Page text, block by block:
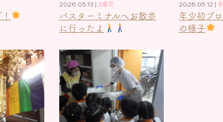
2026.05.13 | 2歳児
バスターミナルへお散歩
に行ったよ
2026.05.12 |
年少初ブ
の様子